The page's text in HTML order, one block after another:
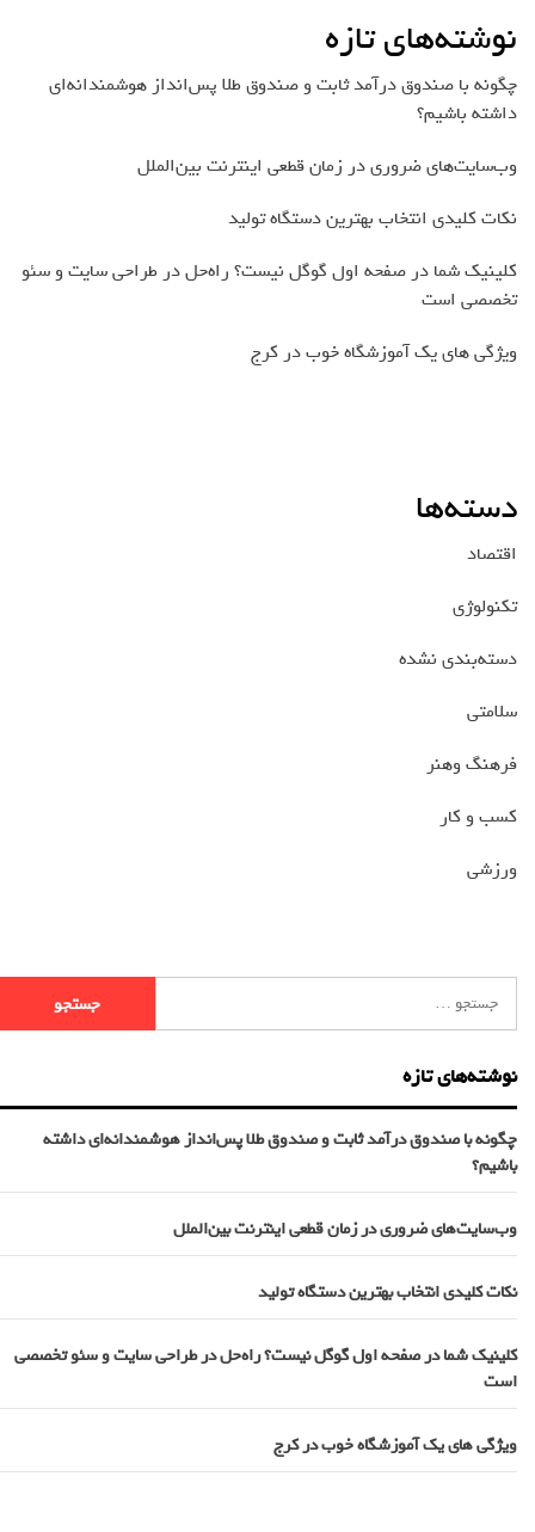
نوشته‌های تازه
چگونه با صندوق درآمد ثابت و صندوق طلا پس‌انداز هوشمندانه‌ای
داشته باشیم؟
وب‌سایت‌های ضروری در زمان قطعی اینترنت بین‌الملل
نکات کلیدی انتخاب بهترین دستگاه تولید
کلینیک شما در صفحه اول گوگل نیست؟ راه‌حل در طراحی سایت و سئو
تخصصی است
ویژگی های یک آموزشگاه خوب در کرج
دسته‌ها
اقتصاد
تکنولوژی
دسته‌بندی نشده
سلامتی
فرهنگ وهنر
کسب و کار
ورزشی
نوشته‌های تازه
چگونه با صندوق درآمد ثابت و صندوق طلا پس‌انداز هوشمندانه‌ای داشته
باشیم؟
وب‌سایت‌های ضروری در زمان قطعی اینترنت بین‌الملل
نکات کلیدی انتخاب بهترین دستگاه تولید
کلینیک شما در صفحه اول گوگل نیست؟ راه‌حل در طراحی سایت و سئو تخصصی
است
ویژگی های یک آموزشگاه خوب در کرج